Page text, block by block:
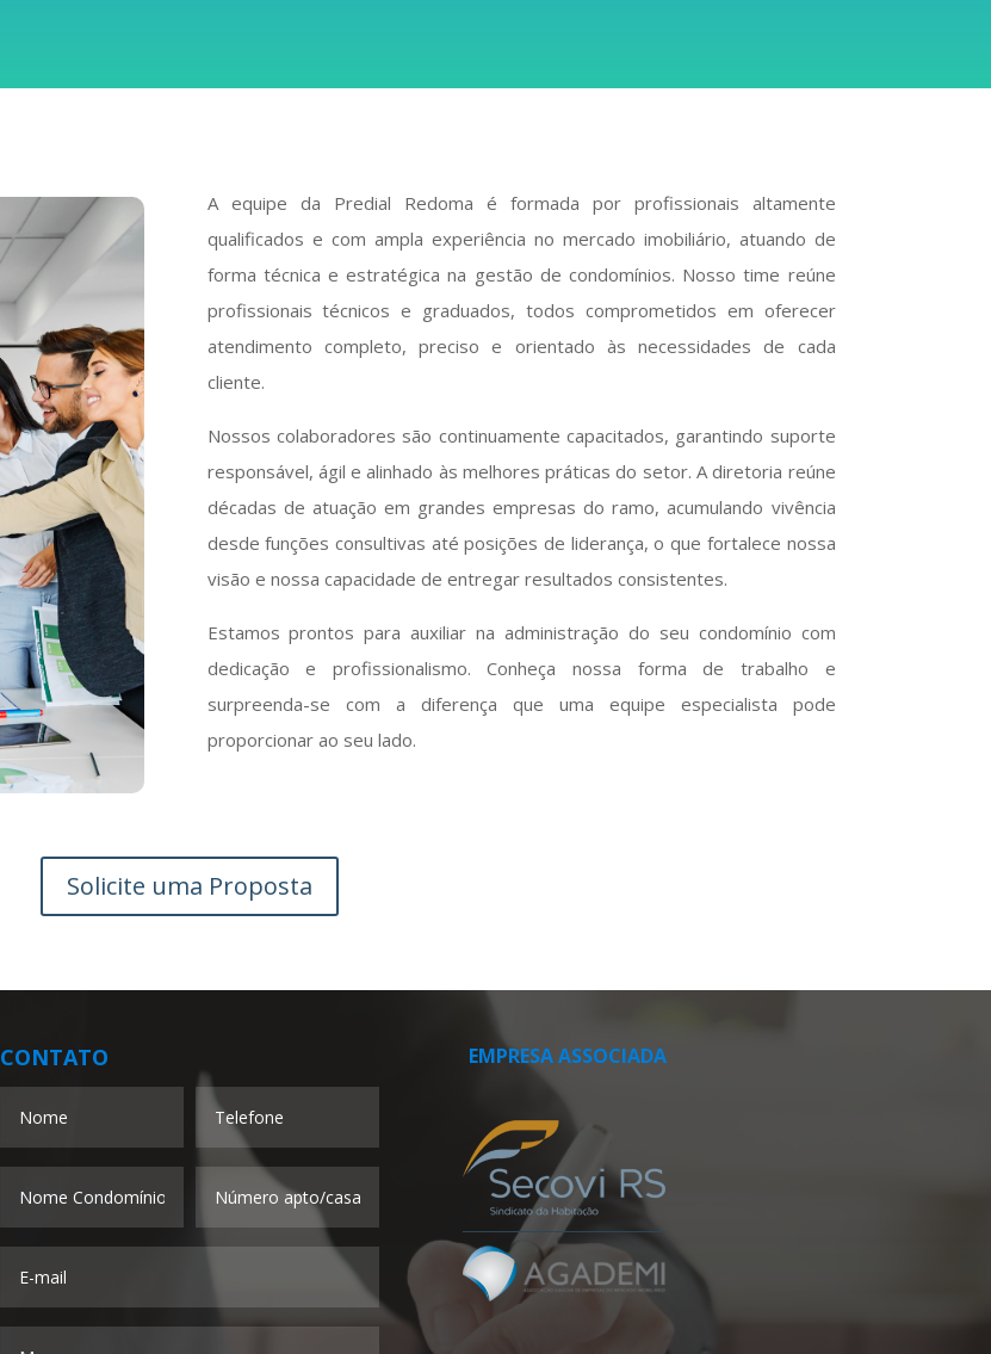
A equipe da Predial Redoma é formada por profissionais altamente
qualificados e com ampla experiência no mercado imobiliário, atuando de
forma técnica e estratégica na gestão de condomínios. Nosso time reúne
profissionais técnicos e graduados, todos comprometidos em oferecer
atendimento completo, preciso e orientado às necessidades de cada
cliente.
Nossos colaboradores são continuamente capacitados, garantindo suporte
responsável, ágil e alinhado às melhores práticas do setor. A diretoria reúne
décadas de atuação em grandes empresas do ramo, acumulando vivência
desde funções consultivas até posições de liderança, o que fortalece nossa
visão e nossa capacidade de entregar resultados consistentes.
Estamos prontos para auxiliar na administração do seu condomínio com
dedicação e profissionalismo. Conheça nossa forma de trabalho e
surpreenda-se com a diferença que uma equipe especialista pode
proporcionar ao seu lado.
Solicite uma Proposta
CONTATO EMPRESA ASSOCIADA